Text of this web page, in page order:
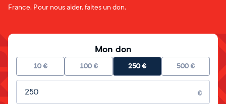
France. Pour nous aider, faites un don.
Mon don
10 € 100 € 250€ 500 €
Montant libre
€